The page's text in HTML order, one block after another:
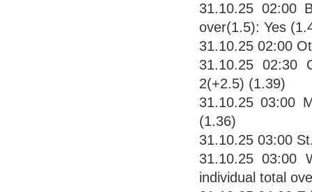
31.10.25 02:00
over(1.5): Yes
31.10.25 02:00
31.10.25 02:30
2(+2.5) (1.39)
31.10.25 03:00
(1.36)
31.10.25 03:00
31.10.25 03:00
individual total